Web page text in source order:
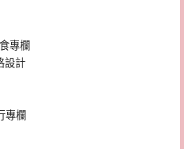
專欄
設計
專欄